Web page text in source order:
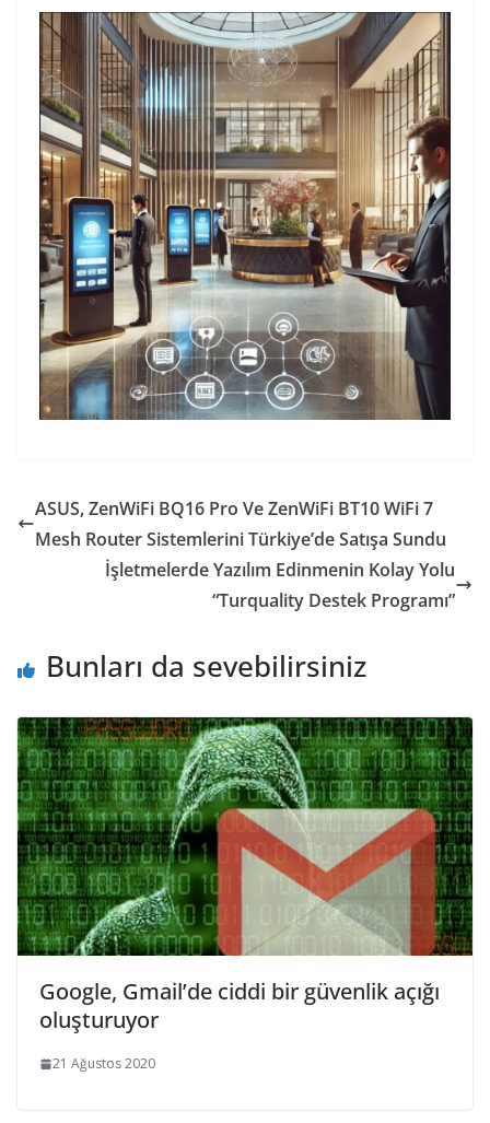
ASUS, ZenWiFi BQ16 Pro Ve ZenWiFi BT10 WiFi 7
Mesh Router Sistemlerini Türkiye’de Satışa Sundu
İşletmelerde Yazılım Edinmenin Kolay Yolu
“Turquality Destek Programı”
Bunları da sevebilirsiniz
Google, Gmail’de ciddi bir güvenlik açığı
oluşturuyor
21 Ağustos 2020